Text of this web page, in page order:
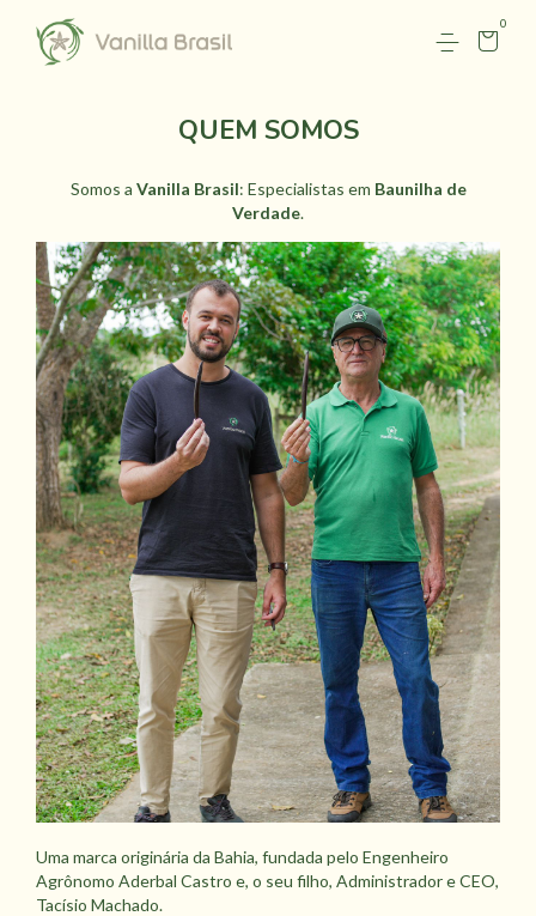
0
QUEM SOMOS
Somos a Vanilla Brasil: Especialistas em Baunilha de
Verdade.
Uma marca originária da Bahia, fundada pelo Engenheiro
Agrônomo Aderbal Castro e, o seu filho, Administrador e CEO,
Tacísio Machado.